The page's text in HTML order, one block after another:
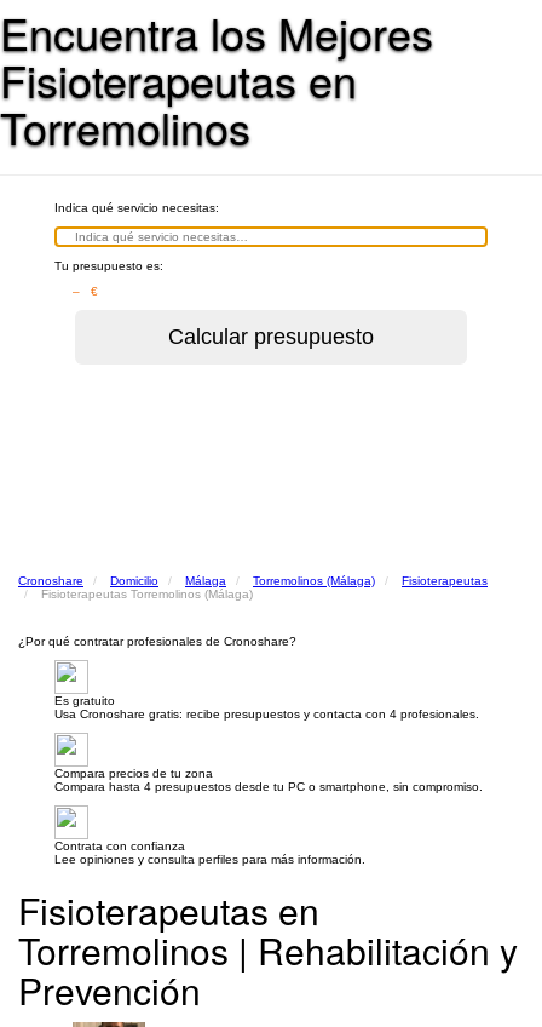
Encuentra los Mejores
Fisioterapeutas en
Torremolinos
Indica qué servicio necesitas:
Tu presupuesto es:
– €
Cronoshare Domicilio Málaga Torremolinos (Málaga)
Fisioterapeutas
Fisioterapeutas Torremolinos (Málaga)
¿Por qué contratar profesionales de Cronoshare?
Es gratuito
Usa Cronoshare gratis: recibe presupuestos y contacta con 4 profesionales.
Compara precios de tu zona
Compara hasta 4 presupuestos desde tu PC o smartphone, sin compromiso.
Contrata con confianza
Lee opiniones y consulta perfiles para más información.
Fisioterapeutas en
Torremolinos | Rehabilitación y
Prevención